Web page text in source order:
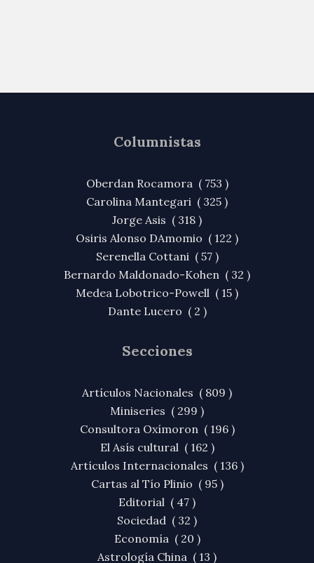
Columnistas
Oberdan Rocamora ( 753 )
Carolina Mantegari ( 325 )
Jorge Asis ( 318 )
Osiris Alonso DAmomio ( 122 )
Serenella Cottani ( 57 )
Bernardo Maldonado-Kohen ( 32 )
Medea Lobotrico-Powell ( 15 )
Dante Lucero ( 2 )
Secciones
Artículos Nacionales ( 809 )
Miniseries ( 299 )
Consultora Oxímoron ( 196 )
El Asís cultural ( 162 )
Artículos Internacionales ( 136 )
Cartas al Tío Plinio ( 95 )
Editorial ( 47 )
Sociedad ( 32 )
Economía ( 20 )
Astrología China ( 13 )